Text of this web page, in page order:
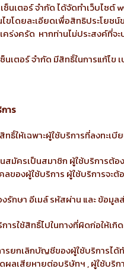
เตอร์ จำกัด ได้จัดทำเว็บไซต์
ขโดยละเอียดเพื่อสิทธิประโยช
คร่งครัด หากท่านไม่ประสงค์ที่
เตอร์ จำกัด มีสิทธิ์ในการแก้ไข
าร
ธิ์ให้เฉพาะผู้ใช้บริการที่ลงทะเ
นสมัครเป็นสมาชิก ผู้ใช้บริการ
ของผู้ใช้บริการ ผู้ใช้บริการจะ
รักษา อีเมล์ รหัสผ่าน และ ข้อมู
ารใช้สิทธิ์ไปในทางที่ผิดก่อให้เ
รยกเลิกบัญชีของผู้ใช้บริการได้
ผลเสียหายต่อบริษัทฯ , ผู้ใช้บริ